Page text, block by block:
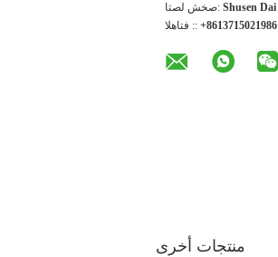
اتصل شخص: Shusen Dai
الهاتف :: +8613715021986
منتجات أخرى